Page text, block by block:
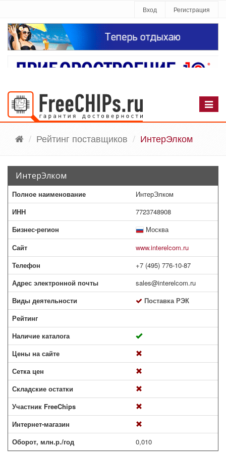
Вход Регистрация
Рейтинг поставщиков ИнтерЭлком
ИнтерЭлком
Полное наименование
ИнтерЭлком
ИНН
7723748908
Бизнес-регион
Москва
Сайт
www.interelcom.ru
Телефон
+7 (495) 776-10-87
Адрес электронной почты
sales@interelcom.ru
Виды деятельности
Поставка РЭК
Рейтинг
Наличие каталога
Цены на сайте
Сетка цен
Складские остатки
Участник FreeChips
Интернет-магазин
Оборот, млн.р./год
0,010